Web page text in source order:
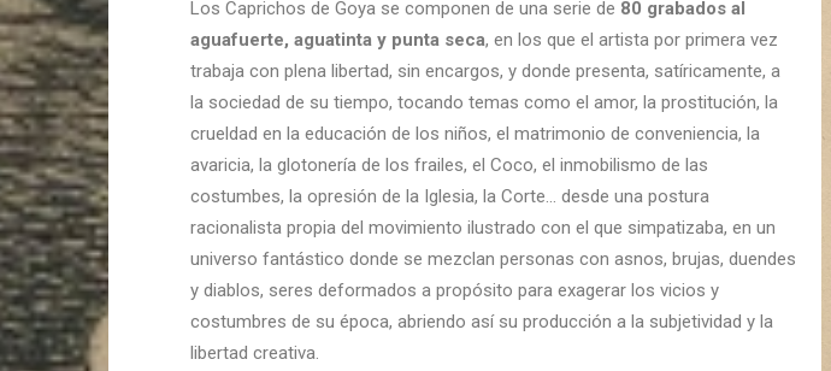
Los Caprichos de Goya se componen de una serie de 80 grabados al
aguafuerte, aguatinta y punta seca, en los que el artista por primera vez
trabaja con plena libertad, sin encargos, y donde presenta, satíricamente, a
la sociedad de su tiempo, tocando temas como el amor, la prostitución, la
crueldad en la educación de los niños, el matrimonio de conveniencia, la
avaricia, la glotonería de los frailes, el Coco, el inmobilismo de las
costumbes, la opresión de la Iglesia, la Corte… desde una postura
racionalista propia del movimiento ilustrado con el que simpatizaba, en un
universo fantástico donde se mezclan personas con asnos, brujas, duendes
y diablos, seres deformados a propósito para exagerar los vicios y
costumbres de su época, abriendo así su producción a la subjetividad y la
libertad creativa.